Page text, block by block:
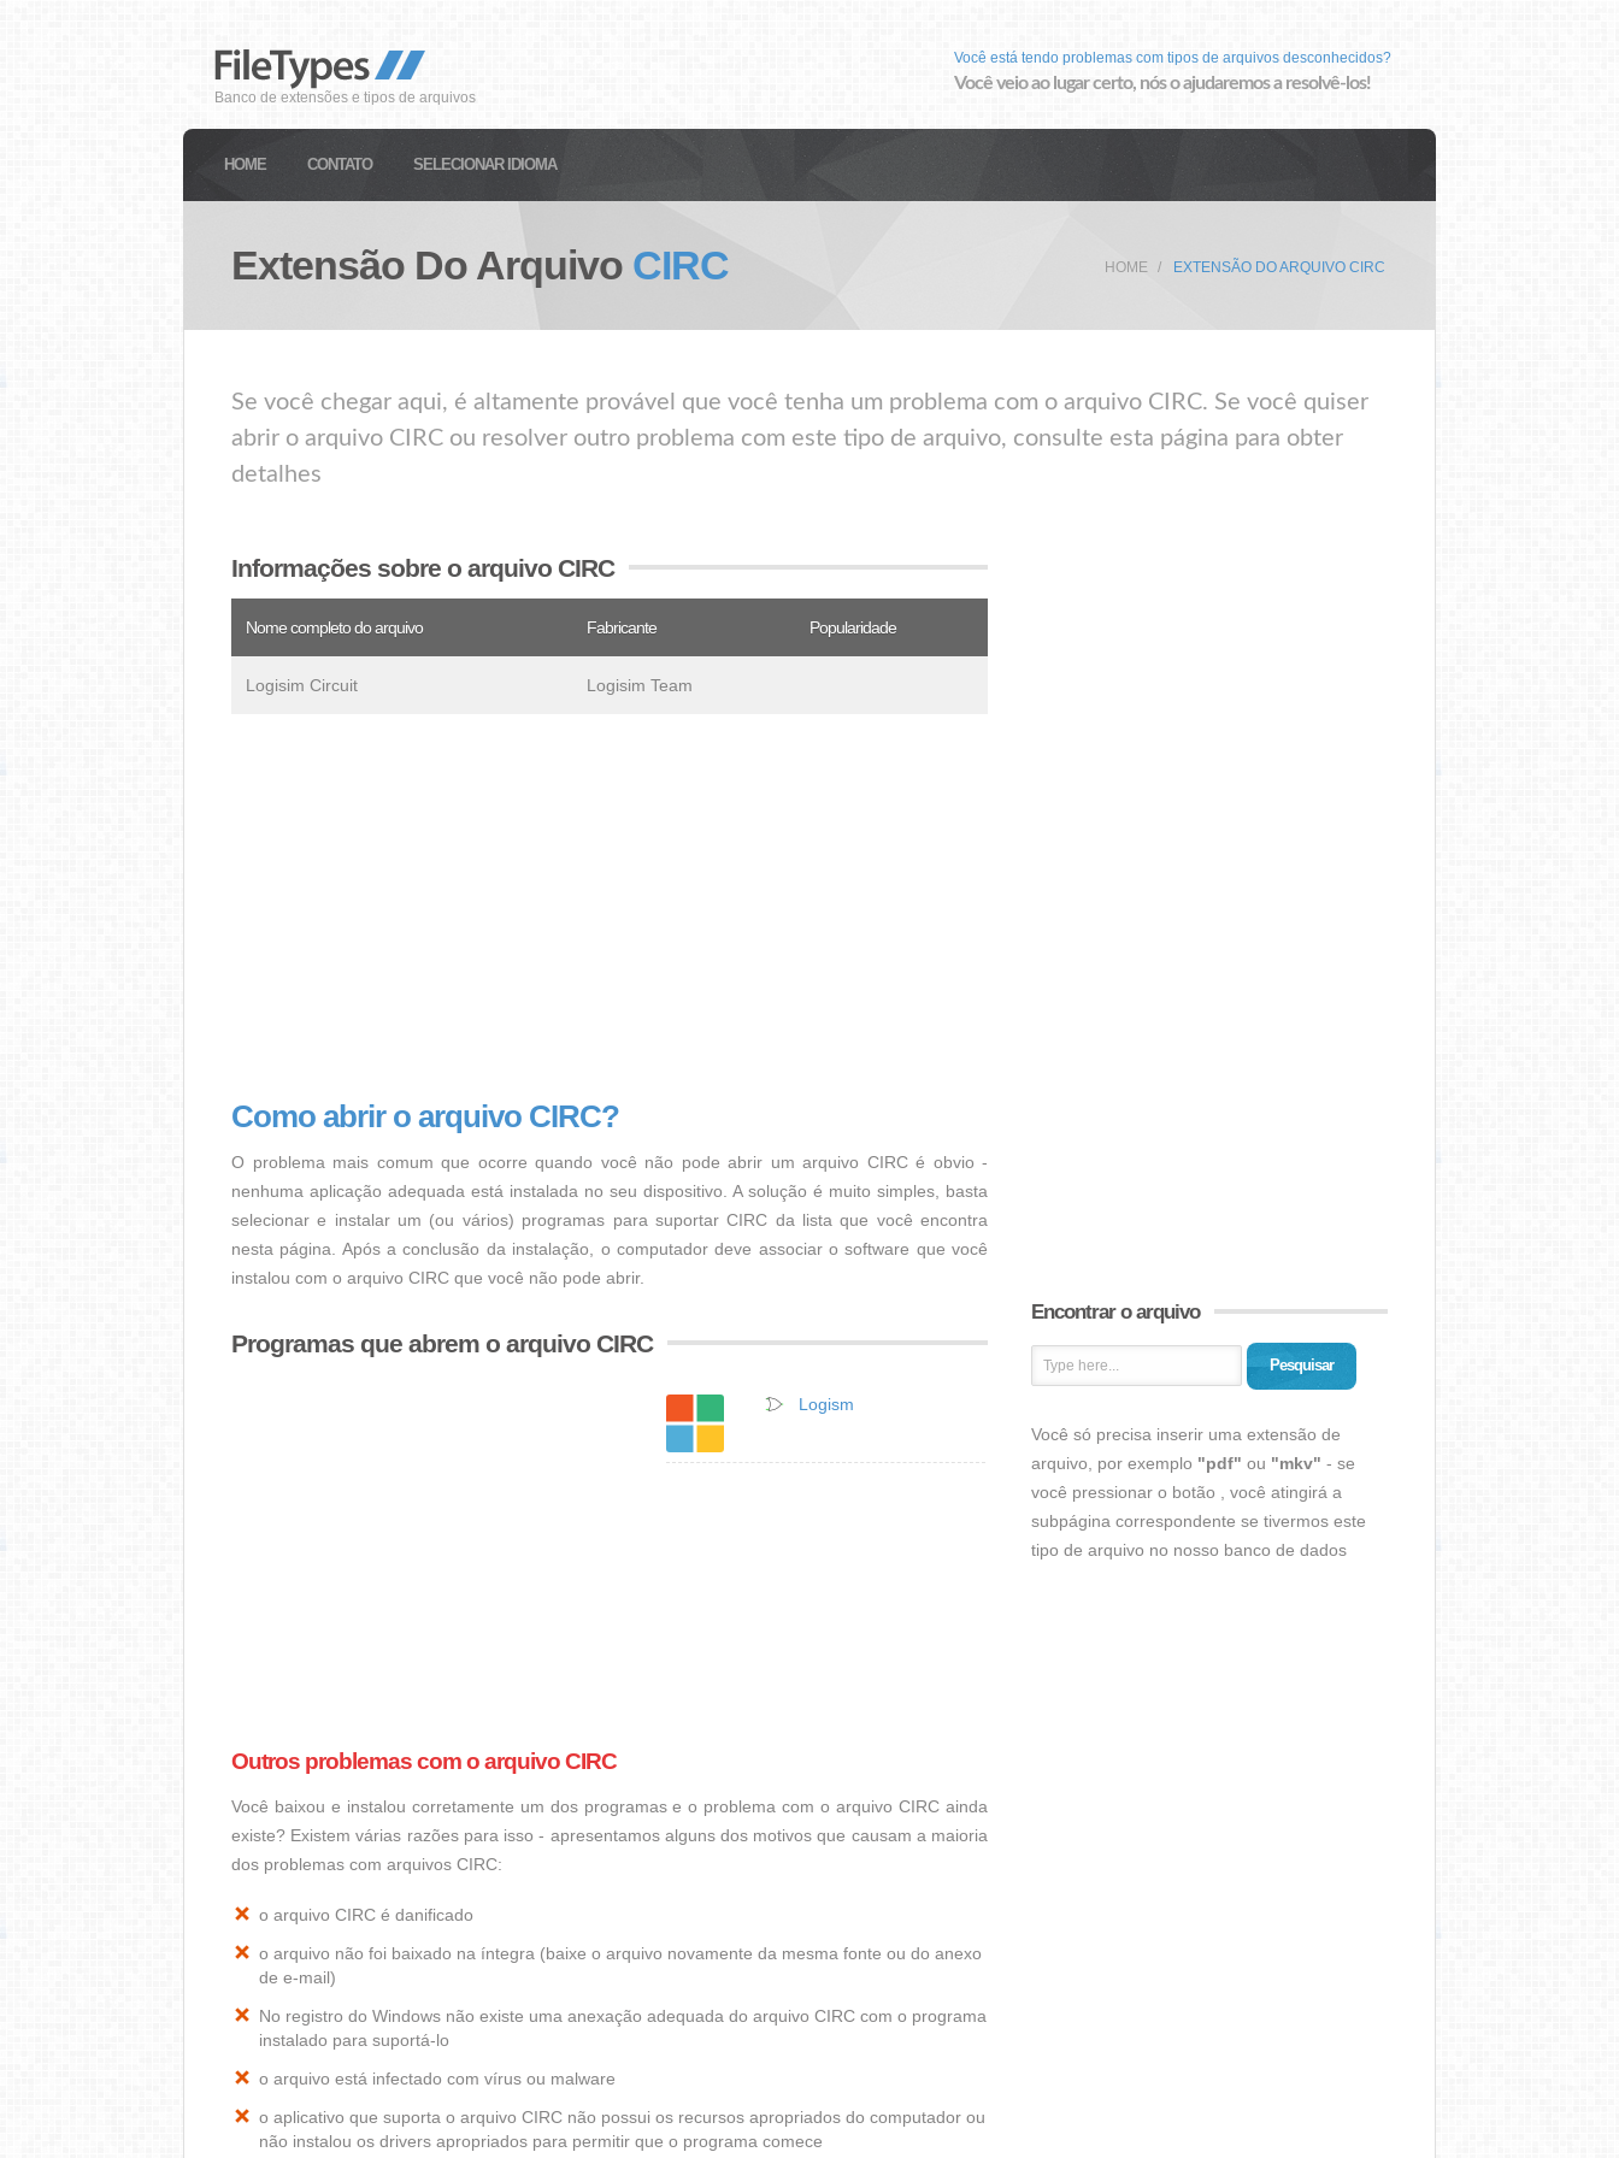
Banco de extensões e tipos de arquivos
Você está tendo problemas com tipos de arquivos desconhecidos?
Você veio ao lugar certo, nós o ajudaremos a resolvê-los!
HOME CONTATO SELECIONAR IDIOMA
Extensão Do Arquivo CIRC HOME EXTENSÃO DO ARQUIVO CIRC
Se você chegar aqui, é altamente provável que você tenha um problema com o arquivo CIRC. Se você quiser
abrir o arquivo CIRC ou resolver outro problema com este tipo de arquivo, consulte esta página para obter
detalhes
Informações sobre o arquivo CIRC
Nome completo do arquivo Fabricante Popularidade
Logisim Circuit Logisim Team
Como abrir o arquivo CIRC?
O problema mais comum que ocorre quando você não pode abrir um arquivo CIRC é obvio -
nenhuma aplicação adequada está instalada no seu dispositivo. A solução é muito simples, basta
selecionar e instalar um (ou vários) programas para suportar CIRC da lista que você encontra
nesta página. Após a conclusão da instalação, o computador deve associar o software que você
instalou com o arquivo CIRC que você não pode abrir.
Programas que abrem o arquivo CIRC
Logism
Outros problemas com o arquivo CIRC
Você baixou e instalou corretamente um dos programas e o problema com o arquivo CIRC ainda
existe? Existem várias razões para isso - apresentamos alguns dos motivos que causam a maioria
dos problemas com arquivos CIRC:
o arquivo CIRC é danificado
o arquivo não foi baixado na íntegra (baixe o arquivo novamente da mesma fonte ou do anexo
de e-mail)
No registro do Windows não existe uma anexação adequada do arquivo CIRC com o programa
instalado para suportá-lo
o arquivo está infectado com vírus ou malware
o aplicativo que suporta o arquivo CIRC não possui os recursos apropriados do computador ou
não instalou os drivers apropriados para permitir que o programa comece
Encontrar o arquivo
Pesquisar
Você só precisa inserir uma extensão de
arquivo, por exemplo "pdf" ou "mkv" - se
você pressionar o botão , você atingirá a
subpágina correspondente se tivermos este
tipo de arquivo no nosso banco de dados